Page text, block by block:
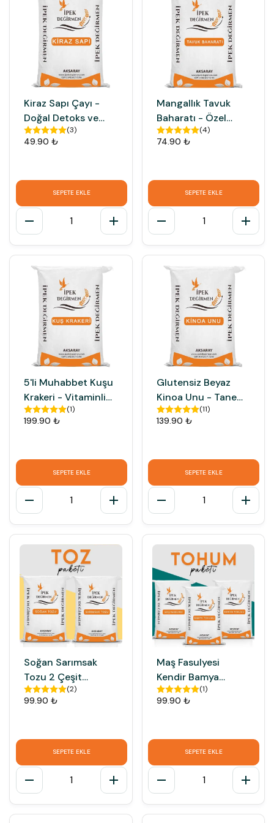
Kiraz Sapı Çayı -
Doğal Detoks ve
Diyet Desteği
(3)
49.90 ₺
SEPETE EKLE
1
Mangallık Tavuk
Baharatı - Özel
Karışım Izgara ve
Terbiye Harcı
(4)
74.90 ₺
SEPETE EKLE
1
5'li Muhabbet Kuşu
Krakeri - Vitaminli
Enerji Deposu Ödül
Maması
(1)
199.90 ₺
SEPETE EKLE
1
Glutensiz Beyaz
Kinoa Unu - Tane
Kinoa
Besleyiciliğinde
(11)
139.90 ₺
SEPETE EKLE
1
Soğan Sarımsak
Tozu 2 Çeşit
Baharat Seti
(2)
99.90 ₺
SEPETE EKLE
1
Maş Fasulyesi
Kendir Bamya
Tohumu 3 Çeşit
Tohum Paketi
(1)
99.90 ₺
SEPETE EKLE
1